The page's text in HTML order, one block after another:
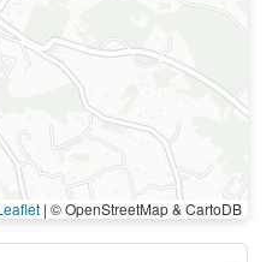
| © OpenStreetMap & CartoDB